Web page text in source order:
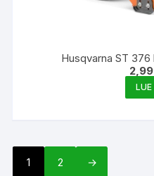
Husqvarna ST 376
1 2 →